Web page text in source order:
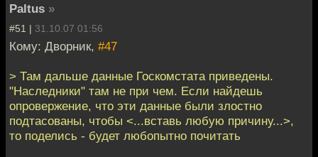
Paltus »
#51 | 31.10.07 01:56
Кому: Дворник, #47
> Там дальше данные Госкомстата приведены.
"Наследники" там не при чем. Если найдешь
опровержение, что эти данные были злостно
подтасованы, чтобы <...вставь любую причину...>,
то поделись - будет любопытно почитать